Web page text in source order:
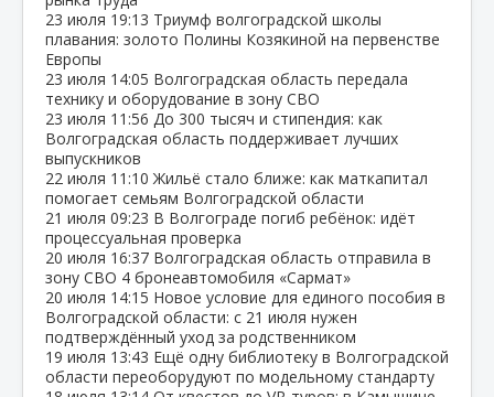
23 июля 19:13 Триумф волгоградской школы
плавания: золото Полины Козякиной на первенстве
Европы
23 июля 14:05 Волгоградская область передала
технику и оборудование в зону СВО
23 июля 11:56 До 300 тысяч и стипендия: как
Волгоградская область поддерживает лучших
выпускников
22 июля 11:10 Жильё стало ближе: как маткапитал
помогает семьям Волгоградской области
21 июля 09:23 В Волгограде погиб ребёнок: идёт
процессуальная проверка
20 июля 16:37 Волгоградская область отправила в
зону СВО 4 бронеавтомобиля «Сармат»
20 июля 14:15 Новое условие для единого пособия в
Волгоградской области: с 21 июля нужен
подтверждённый уход за родственником
19 июля 13:43 Ещё одну библиотеку в Волгоградской
области переоборудуют по модельному стандарту